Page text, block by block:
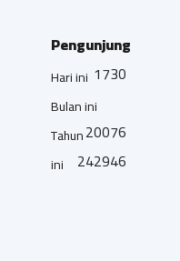
Pengunjung
Hari ini 1730
Bulan ini
20076
Tahun
ini
242946